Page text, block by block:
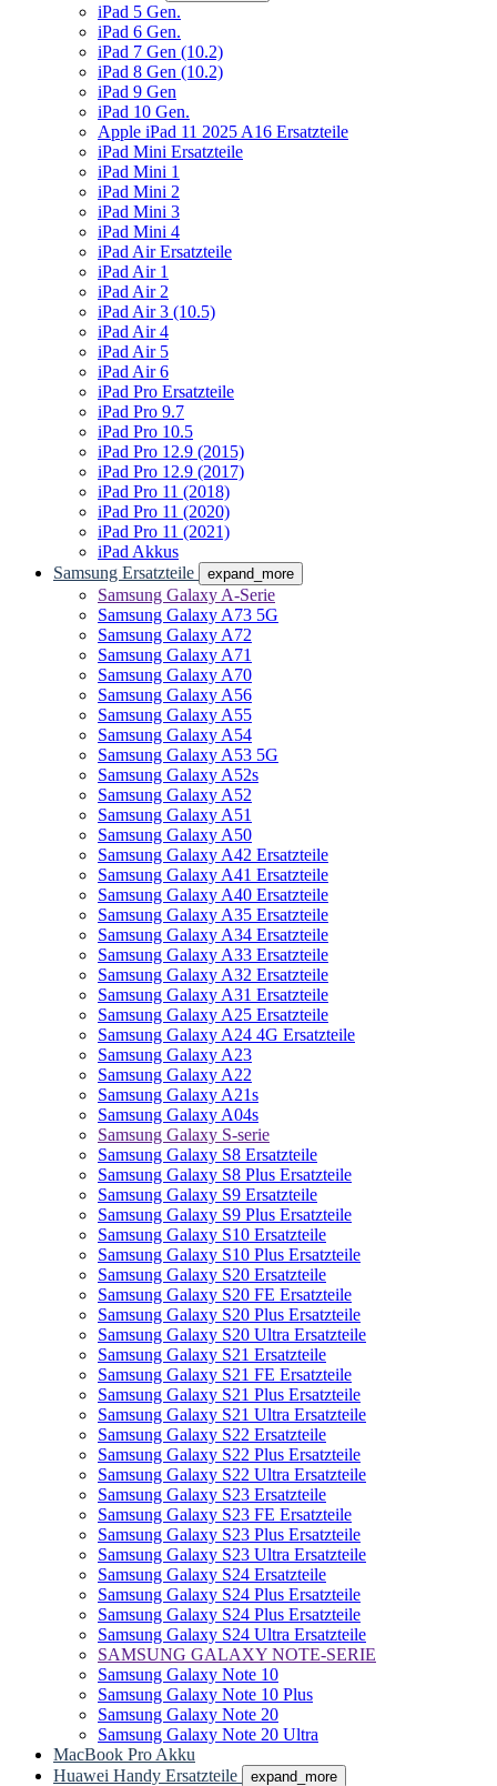
iPad 5 Gen.
iPad 6 Gen.
iPad 7 Gen (10.2)
iPad 8 Gen (10.2)
iPad 9 Gen
iPad 10 Gen.
Apple iPad 11 2025 A16 Ersatzteile
iPad Mini Ersatzteile
iPad Mini 1
iPad Mini 2
iPad Mini 3
iPad Mini 4
iPad Air Ersatzteile
iPad Air 1
iPad Air 2
iPad Air 3 (10.5)
iPad Air 4
iPad Air 5
iPad Air 6
iPad Pro Ersatzteile
iPad Pro 9.7
iPad Pro 10.5
iPad Pro 12.9 (2015)
iPad Pro 12.9 (2017)
iPad Pro 11 (2018)
iPad Pro 11 (2020)
iPad Pro 11 (2021)
iPad Akkus
Samsung Ersatzteile
expand_more
Samsung Galaxy A-Serie
Samsung Galaxy A73 5G
Samsung Galaxy A72
Samsung Galaxy A71
Samsung Galaxy A70
Samsung Galaxy A56
Samsung Galaxy A55
Samsung Galaxy A54
Samsung Galaxy A53 5G
Samsung Galaxy A52s
Samsung Galaxy A52
Samsung Galaxy A51
Samsung Galaxy A50
Samsung Galaxy A42 Ersatzteile
Samsung Galaxy A41 Ersatzteile
Samsung Galaxy A40 Ersatzteile
Samsung Galaxy A35 Ersatzteile
Samsung Galaxy A34 Ersatzteile
Samsung Galaxy A33 Ersatzteile
Samsung Galaxy A32 Ersatzteile
Samsung Galaxy A31 Ersatzteile
Samsung Galaxy A25 Ersatzteile
Samsung Galaxy A24 4G Ersatzteile
Samsung Galaxy A23
Samsung Galaxy A22
Samsung Galaxy A21s
Samsung Galaxy A04s
Samsung Galaxy S-serie
Samsung Galaxy S8 Ersatzteile
Samsung Galaxy S8 Plus Ersatzteile
Samsung Galaxy S9 Ersatzteile
Samsung Galaxy S9 Plus Ersatzteile
Samsung Galaxy S10 Ersatzteile
Samsung Galaxy S10 Plus Ersatzteile
Samsung Galaxy S20 Ersatzteile
Samsung Galaxy S20 FE Ersatzteile
Samsung Galaxy S20 Plus Ersatzteile
Samsung Galaxy S20 Ultra Ersatzteile
Samsung Galaxy S21 Ersatzteile
Samsung Galaxy S21 FE Ersatzteile
Samsung Galaxy S21 Plus Ersatzteile
Samsung Galaxy S21 Ultra Ersatzteile
Samsung Galaxy S22 Ersatzteile
Samsung Galaxy S22 Plus Ersatzteile
Samsung Galaxy S22 Ultra Ersatzteile
Samsung Galaxy S23 Ersatzteile
Samsung Galaxy S23 FE Ersatzteile
Samsung Galaxy S23 Plus Ersatzteile
Samsung Galaxy S23 Ultra Ersatzteile
Samsung Galaxy S24 Ersatzteile
Samsung Galaxy S24 Plus Ersatzteile
Samsung Galaxy S24 Plus Ersatzteile
Samsung Galaxy S24 Ultra Ersatzteile
SAMSUNG GALAXY NOTE-SERIE
Samsung Galaxy Note 10
Samsung Galaxy Note 10 Plus
Samsung Galaxy Note 20
Samsung Galaxy Note 20 Ultra
MacBook Pro Akku
Huawei Handy Ersatzteile
expand_more